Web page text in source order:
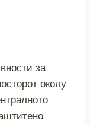
за
околу